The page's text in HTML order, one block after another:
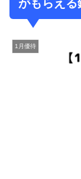
がもらえる
1月優待